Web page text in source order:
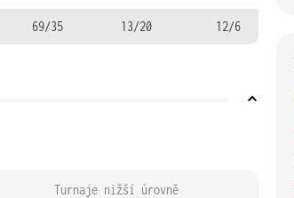
69/35 13/20 12/6
Turnaje nižší úrovně